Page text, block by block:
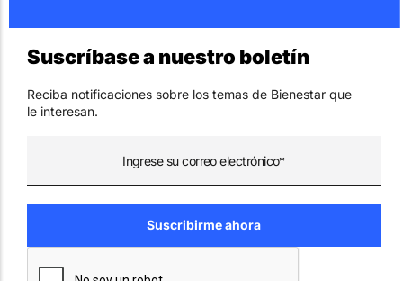
Suscríbase a nuestro boletín
Reciba notificaciones sobre los temas de Bienestar que
le interesan.